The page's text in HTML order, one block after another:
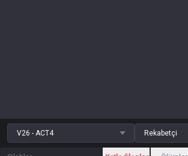
V26 - ACT4 Rekabetçi